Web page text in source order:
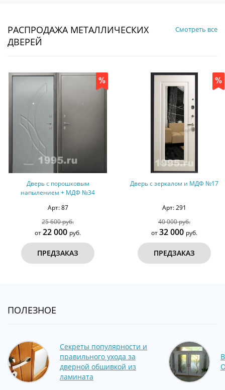
РАСПРОДАЖА МЕТАЛЛИЧЕСКИХ
ДВЕРЕЙ
Смотреть все
+ МДФ №34
Дверь с зеркалом и МДФ №17 Дверь с МДФ
ПОЛЕЗНОЕ
Секреты популярности и
правильного ухода за
дверной обшивкой из
ламината